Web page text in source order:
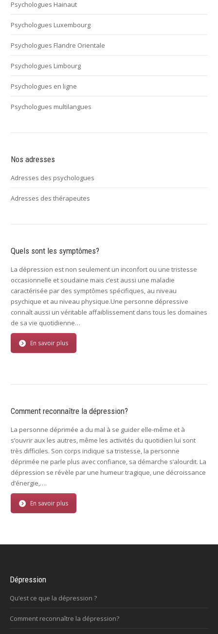
Psychologues Hainaut
Psychologues Luxembourg
Psychologues Flandre Orientale
Psychologues Limbourg
Psychologues en ligne
Psychologues multilangues
Nos adresses
Adresses des psychologues
Adresses des thérapeutes
Quels sont les symptômes?
La dépression est non seulement un inconfort ou une tristesse
occasionnelle et soudaine mais c’est aussi une maladie
caractérisée par des symptômes spécifiques, au niveau
psychique et au niveau physique.Une personne dépressive
connaît aussi un véritable affaiblissement dans tous les domaines
de sa vie quotidienne…
En savoir plus
Comment reconnaître la dépression?
La personne déprimée a du mal à se guider elle-même et à
s’ouvrir aux les autres, même les activités du quotidien lui sont
très difficiles. Son corps indique sa tristesse, la personne
déprimée ne parle plus avec confiance, sa démarche s’alourdit. La
dépression se révèle par une humeur tragique, une décroissance
d’énergie,….
En savoir plus
Dépression
Qu’est ce que la dépression ?
Comment reconnaître la dépression?